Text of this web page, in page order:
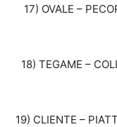
17) OVALE –
18) TEGAME –
19) CLIENTE –